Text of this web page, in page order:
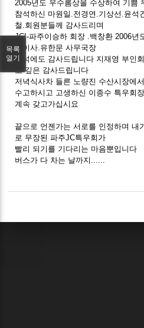
2005년도 우수롬상을 수상하여 기쁨
참석하신 마원일.전경연.기상선.윤석
철.회원분들께 감사드리며
JCI-파주이승하 회장 .백창환 2006년
당이사.유한문 사무국장
참석에도 감사드립니다 지재영 부인
도 깊은 감사드립니다
저녁식사차 들른 노량진 수산시장에
수고하시고 고생하신 이종수 특우회
계속 갖고가십시요
끝으로 언젠가는 서로를 인정하며 내
로 무장된 파주JC특우회가
빨리 되기를 기다리는 마음뿐입니다
버스가 다 차는 날까지......
목록
열기